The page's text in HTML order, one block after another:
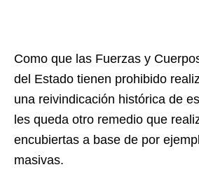
Como que las Fuerzas y
del Estado tienen prohibido
una reivindicación histórica de
les queda otro remedio que
encubiertas a base de por
masivas.